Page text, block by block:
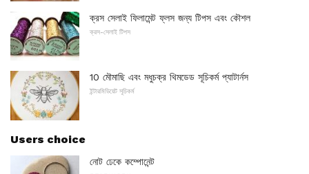
ক্রস সেলাই ফিলামেন্ট ফ্লস জন্য টিপস এবং কৌশল
ক্রস-সেলাই টিপস
10 মৌমাছি এবং মধুচক্র থিমডেড সূচিকর্ম প্যাটার্নস
ইন্টারমিডিয়েট সূচিকর্ম
Users choice
নোট ঢেকে কম্পোনেন্ট